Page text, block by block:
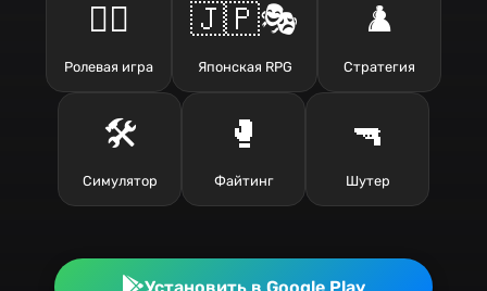
🧙‍♂️
Ролевая игра
🇯🇵🎭
Японская RPG
♟️
Стратегия
🛠️
Симулятор
🥊
Файтинг
🔫
Шутер